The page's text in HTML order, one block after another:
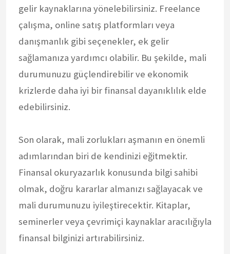
gelir kaynaklarına yönelebilirsiniz. Freelance
çalışma, online satış platformları veya
danışmanlık gibi seçenekler, ek gelir
sağlamanıza yardımcı olabilir. Bu şekilde, mali
durumunuzu güçlendirebilir ve ekonomik
krizlerde daha iyi bir finansal dayanıklılık elde
edebilirsiniz.
Son olarak, mali zorlukları aşmanın en önemli
adımlarından biri de kendinizi eğitmektir.
Finansal okuryazarlık konusunda bilgi sahibi
olmak, doğru kararlar almanızı sağlayacak ve
mali durumunuzu iyileştirecektir. Kitaplar,
seminerler veya çevrimiçi kaynaklar aracılığıyla
finansal bilginizi artırabilirsiniz.